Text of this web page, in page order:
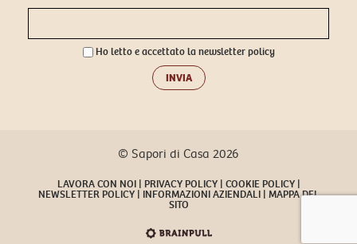
Ho letto e accettato lanewsletter policy
INVIA
© Sapori di Casa 2026
LAVORA CON NOI PRIVACY POLICY
COOKIE POLICY
NEWSLETTER POLICY
INFORMAZIONI AZIENDALI
MAPPA DEL
SITO